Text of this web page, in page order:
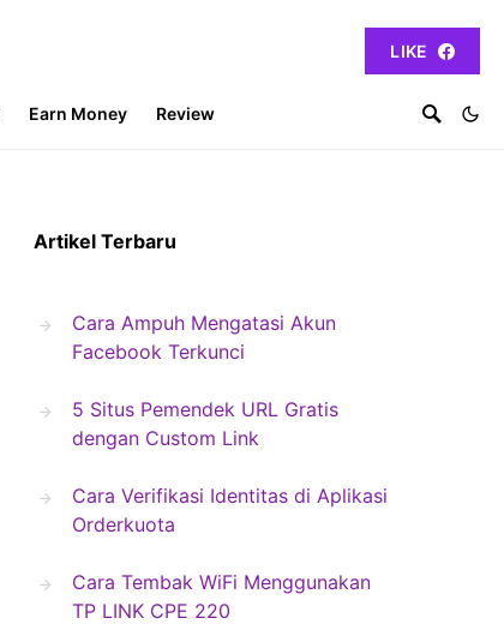
LIKE
Earn Money Review
Artikel Terbaru
Cara Ampuh Mengatasi Akun
Facebook Terkunci
5 Situs Pemendek URL Gratis
dengan Custom Link
Cara Verifikasi Identitas di Aplikasi
Orderkuota
Cara Tembak WiFi Menggunakan
TP LINK CPE 220